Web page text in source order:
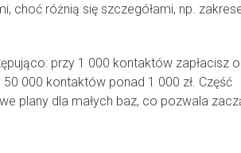
choć różnią się szczegółami, np.
przy 1 000 kontaktów zapłacisz
000 kontaktów ponad 1 000 zł. Część
plany dla małych baz, co pozwala